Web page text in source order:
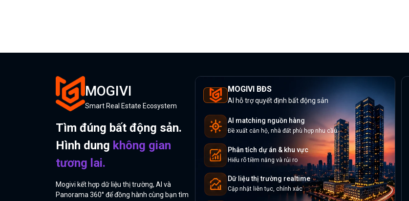
MOGIVI
Smart Real Estate Ecosystem
Tìm đúng bất động sản.
Hình dung không gian
tương lai.
Mogivi kết hợp dữ liệu thị trường, AI và
Panorama 360° để đồng hành cùng bạn tìm
MOGIVI BĐS
AI hỗ trợ quyết định bất động sản
AI matching nguồn hàng
Đề xuất căn hộ, nhà đất phù hợp nhu cầu
Phân tích dự án & khu vực
Hiểu rõ tiềm năng và rủi ro
Dữ liệu thị trường realtime
Cập nhật liên tục, chính xác